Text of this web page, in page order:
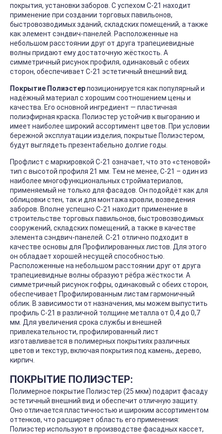
покрытия, установки заборов. С успехом С-21 находит
применение при создании торговых павильонов,
быстровозводимых зданий, складских помещений, а также
как элемент сэндвич-панелей. Расположенные на
небольшом расстоянии друг от друга трапециевидные
волны придают ему достаточную жёсткость. А
симметричный рисунок профиля, одинаковый с обеих
сторон, обеспечивает С-21 эстетичный внешний вид.
Покрытие Полиэстерпозиционируется как популярный и
надёжный материал с хорошим соотношением цены и
качества. Его основной ингредиент — пластичная
полиэфирная краска. Полиэстер устойчив к выгоранию и
имеет наиболее широкий ассортимент цветов. При условии
бережной эксплуатации изделия, покрытые Полиэстером,
будут выглядеть презентабельно долгие годы.
Профлист с маркировкой С-21 означает, что это «стеновой»
тип с высотой профиля 21 мм. Тем не менее, С-21 – один из
наиболее многофункциональных стройматериалов,
применяемый не только для фасадов. Он подойдёт как для
облицовки стен, так и для монтажа кровли, возведения
заборов. Вполне успешно С-21 находит применение в
строительстве торговых павильонов, быстровозводимых
сооружений, складских помещений, а также в качестве
элемента сэндвич-панелей. С-21 отлично подходит в
качестве основы для Профилированных листов. Для этого
он обладает хорошей несущей способностью.
Расположенные на небольшом расстоянии друг от друга
трапециевидные волны образуют рёбра жёсткости. А
симметричный рисунок гофры, одинаковый с обеих сторон,
обеспечивает Профилированным листам гармоничный
облик. В зависимости от назначения, мы можем выпустить
профиль С-21 в различной толщине металла от 0,4 до 0,7
мм. Для увеличения срока службы и внешней
привлекательности, профилированный лист
изготавливается в полимерных покрытиях различных
цветов и текстур, включая покрытия под камень, дерево,
кирпич.
ПОКРЫТИЕ ПОЛИЭСТЕР:
Полимерное покрытие Полиэстер (25 мкм) подарит фасаду
эстетичный внешний вид и обеспечит отличную защиту.
Оно отличается пластичностью и широким ассортиментом
оттенков, что расширяет область его применения:
Полиэстер используют в производстве фасадных кассет,